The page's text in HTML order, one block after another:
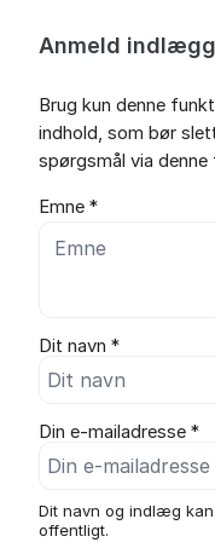
Anmeld
Brug kun denne
indhold, som bør
spørgsmål via denne
Emne *
Dit navn *
Din e-mailadresse *
Dit navn og indlæg
offentligt.